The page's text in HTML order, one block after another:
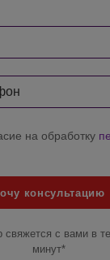
на обработку
консультацию
с вами в
минут*